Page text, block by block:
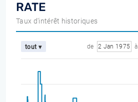
RATE
Taux d'intérêt historiques
tout ▾ de 2 Jan 1975 à